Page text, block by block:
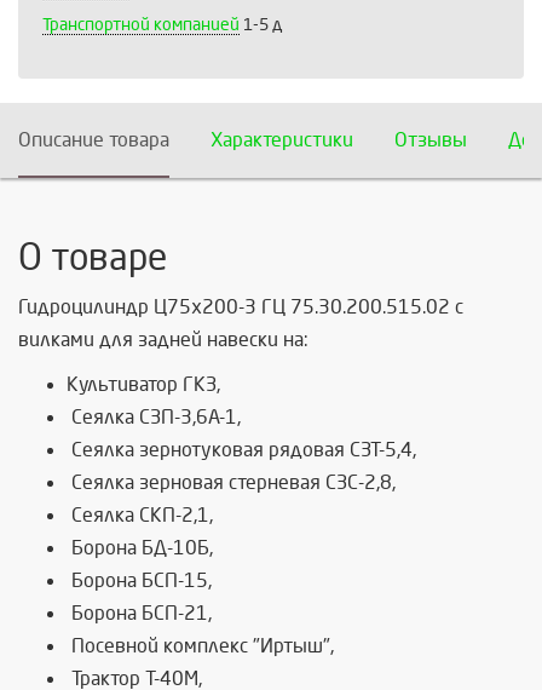
Транспортной компанией 1-5 д
Описание товара Характеристики Отзывы
О товаре
Гидроцилиндр Ц75х200-3 ГЦ 75.30.200.515.02 с
вилками для задней навески на:
Культиватор ГКЗ,
Сеялка СЗП-3,6А-1,
Сеялка зернотуковая рядовая СЗТ-5,4,
Сеялка зерновая стерневая СЗС-2,8,
Сеялка СКП-2,1,
Борона БД-10Б,
Борона БСП-15,
Борона БСП-21,
Посевной комплекс "Иртыш",
Трактор Т-40М,